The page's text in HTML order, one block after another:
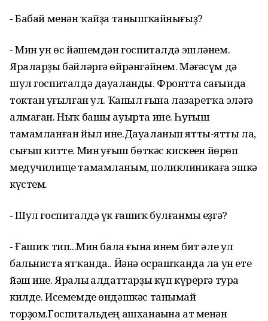
- Бабай менән ҡайҙа танышҡайнығыҙ?
- Мин ун өс йәшемдән госпиталдә эшләнем.
Яраларҙы бәйләргә өйрәнгәйнем. Мәғәсүм дә
шул госпиталдә дауаланды. Фронтта сағында
токтан һуғылған ул. Ҡапыл ғына лазаретҡа эләгә
алмаған. Ныҡ башы ауырта ине. Һуғыш
тамамланған йыл ине.Дауаланып ятты-ятты ла,
сығып китте. Мин һуғыш бөткәс кискеһен йөрөп
медучилище тамамланым, поликлиникаға эшкә
күстем.
- Шул госпиталдә үк ғашиҡ булғанмы һеҙгә?
- Ғашиҡ тип...Мин бала ғына инем бит әле ул
бальниста ятҡанда.. Йәнә осрашҡанда ла ун ете
йәш ине. Яралы һалдаттарҙы күп күрергә тура
килде. Исемемде өндәшкәс танымай
торҙом.Госпитальдең ашханаһына ат менән